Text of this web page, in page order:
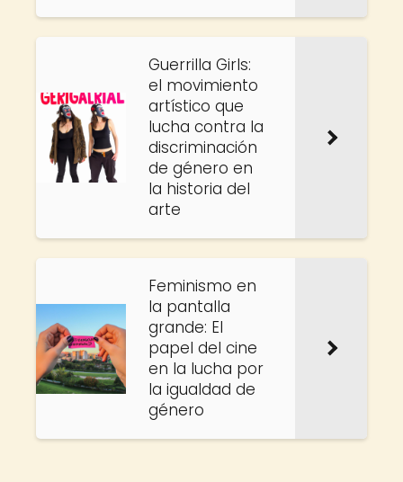
Guerrilla Girls:
el movimiento
artístico que
lucha contra la
discriminación
de género en
la historia del
arte
Feminismo en
la pantalla
grande: El
papel del cine
en la lucha por
la igualdad de
género